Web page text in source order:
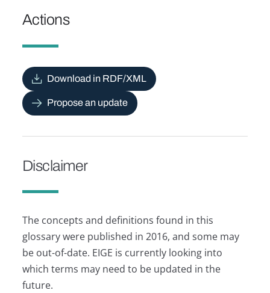
Actions
Download in RDF/XML
Propose an update
Disclaimer
The concepts and definitions found in this
glossary were published in 2016, and some may
be out-of-date. EIGE is currently looking into
which terms may need to be updated in the
future.